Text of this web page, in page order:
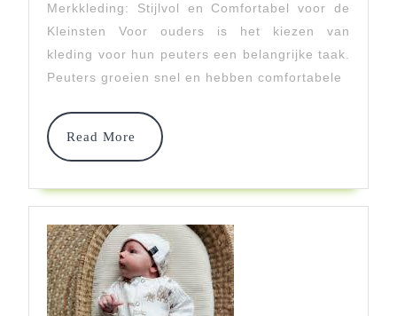
En
Kwaliteit
Voor
Jouw
Kleintje
Merkkleding: Stijlvol en Comfortabel voor de
Kleinsten Voor ouders is het kiezen van
kleding voor hun peuters een belangrijke taak.
Peuters groeien snel en hebben comfortabele
Read More
Read
More